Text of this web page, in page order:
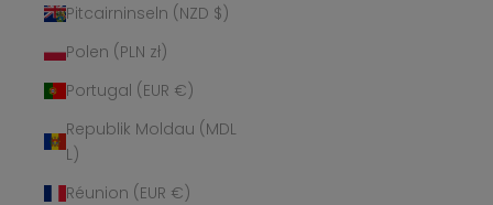
Pitcairninseln (NZD $)
Polen (PLN zł)
Portugal (EUR €)
Republik Moldau (MDL
L)
Réunion (EUR €)